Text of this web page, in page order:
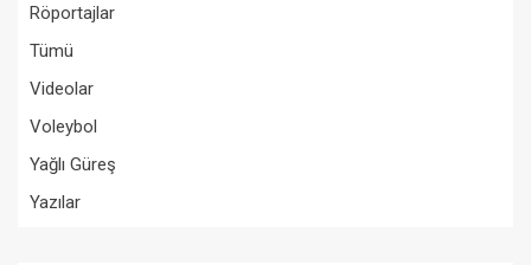
Röportajlar
Tümü
Videolar
Voleybol
Yağlı Güreş
Yazılar